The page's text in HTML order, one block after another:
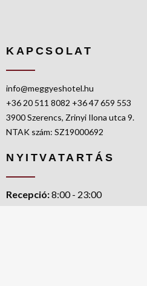
KAPCSOLAT
info@meggyeshotel.hu
+36 20 511 8082 +36 47 659 553
3900 Szerencs, Zrinyi Ilona utca 9.
NTAK szám: SZ19000692
NYITVATARTÁS
Recepció:8:00 - 23:00